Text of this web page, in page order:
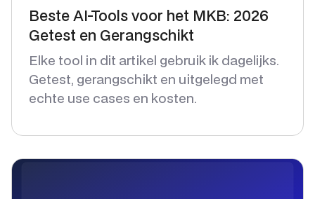
Beste AI-Tools voor het MKB: 2026
Getest en Gerangschikt
Elke tool in dit artikel gebruik ik dagelijks.
Getest, gerangschikt en uitgelegd met
echte use cases en kosten.